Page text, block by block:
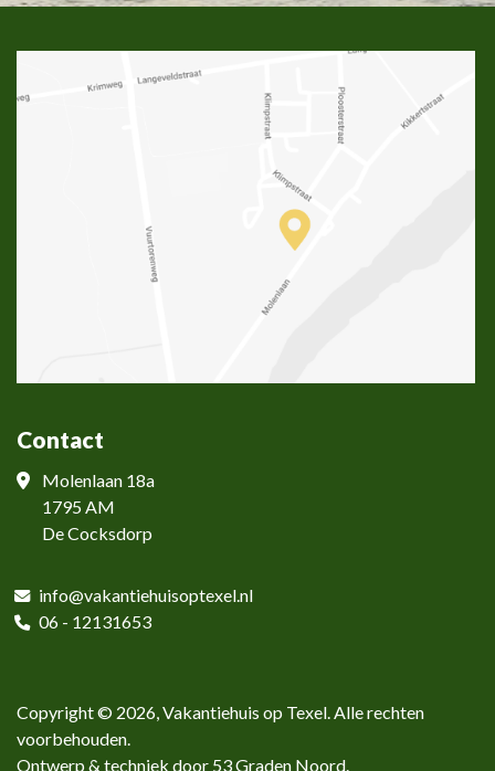
Contact
Molenlaan 18a
1795 AM
De Cocksdorp
info@vakantiehuisoptexel.nl
06 - 12131653
Copyright © 2026,Vakantiehuis op Texel. Alle rechten
voorbehouden.
Ontwerp & techniek door 53 Graden Noord.